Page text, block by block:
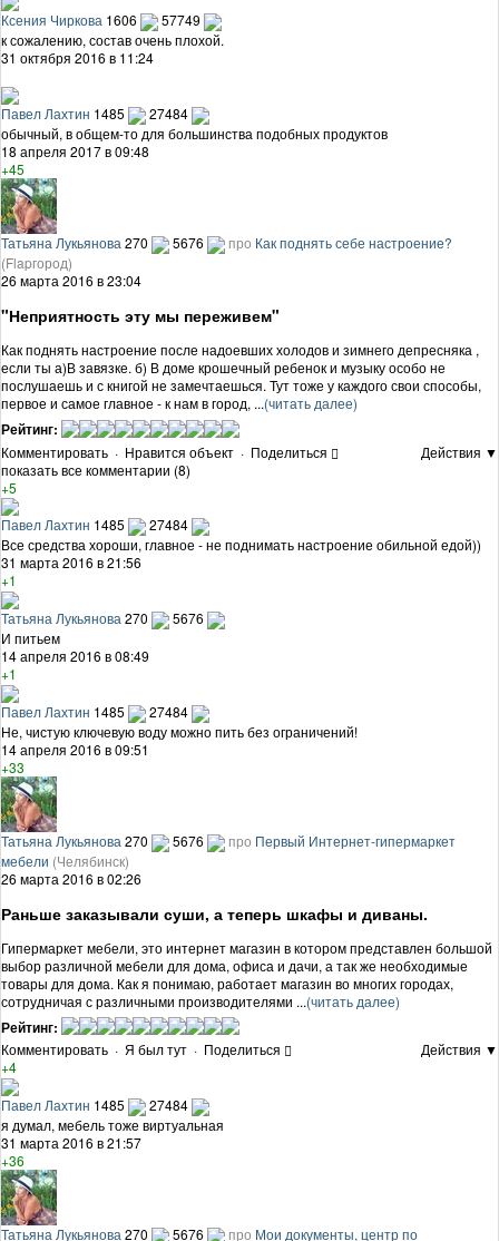
Ксения Чиркова 1606
57749
к сожалению, состав очень плохой.
31 октября 2016 в 11:24
Павел Лахтин 1485
27484
обычный, в общем-то для большинства подобных продуктов
18 апреля 2017 в 09:48
+45
Татьяна Лукьянова 270 5676 про Как поднять себе настроение?
(Flapгород)
26 марта 2016 в 23:04
"Неприятность эту мы переживем"
Как поднять настроение после надоевших холодов и зимнего депресняка ,
если ты а)В завязке. б) В доме крошечный ребенок и музыку особо не
послушаешь и с книгой не замечтаешься. Тут тоже у каждого свои способы,
первое и самое главное - к нам в город, ...(читать далее)
Рейтинг:
Комментировать · Нравится объект · Поделиться
Действия ▼
показать все комментарии (8)
+5
Павел Лахтин 1485
27484
Все средства хороши, главное - не поднимать настроение обильной едой))
31 марта 2016 в 21:56
+1
Татьяна Лукьянова 270
5676
И питьем
14 апреля 2016 в 08:49
+1
Павел Лахтин 1485
27484
Не, чистую ключевую воду можно пить без ограничений!
14 апреля 2016 в 09:51
+33
Татьяна Лукьянова 270 5676 про Первый Интернет-гипермаркет
мебели (Челябинск)
26 марта 2016 в 02:26
Раньше заказывали суши, а теперь шкафы и диваны.
Гипермаркет мебели, это интернет магазин в котором представлен большой
выбор различной мебели для дома, офиса и дачи, а так же необходимые
товары для дома. Как я понимаю, работает магазин во многих городах,
сотрудничая с различными производителями ...(читать далее)
Рейтинг:
Комментировать · Я был тут · Поделиться
Действия ▼
+4
Павел Лахтин 1485
27484
я думал, мебель тоже виртуальная
31 марта 2016 в 21:57
+36
Татьяна Лукьянова 270 5676 про Мои документы, центр по